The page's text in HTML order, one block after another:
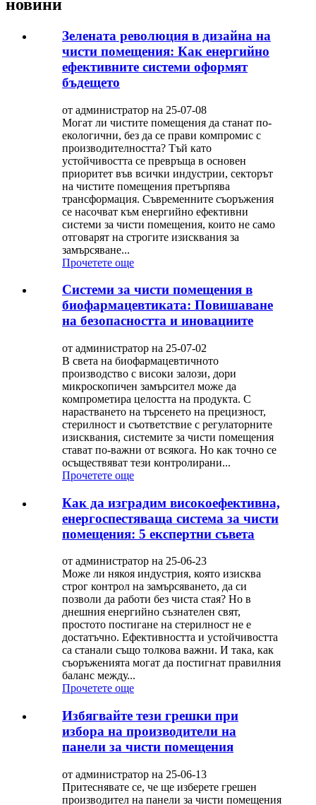
новини
Зелената революция в дизайна на
чисти помещения: Как енергийно
ефективните системи оформят
бъдещето
от администратор на 25-07-08
Могат ли чистите помещения да станат по-
екологични, без да се прави компромис с
производителността? Тъй като
устойчивостта се превръща в основен
приоритет във всички индустрии, секторът
на чистите помещения претърпява
трансформация. Съвременните съоръжения
се насочват към енергийно ефективни
системи за чисти помещения, които не само
отговарят на строгите изисквания за
замърсяване...
Прочетете още
Системи за чисти помещения в
биофармацевтиката: Повишаване
на безопасността и иновациите
от администратор на 25-07-02
В света на биофармацевтичното
производство с високи залози, дори
микроскопичен замърсител може да
компрометира целостта на продукта. С
нарастването на търсенето на прецизност,
стерилност и съответствие с регулаторните
изисквания, системите за чисти помещения
стават по-важни от всякога. Но как точно се
осъществяват тези контролирани...
Прочетете още
Как да изградим високоефективна,
енергоспестяваща система за чисти
помещения: 5 експертни съвета
от администратор на 25-06-23
Може ли някоя индустрия, която изисква
строг контрол на замърсяването, да си
позволи да работи без чиста стая? Но в
днешния енергийно съзнателен свят,
простото постигане на стерилност не е
достатъчно. Ефективността и устойчивостта
са станали също толкова важни. И така, как
съоръженията могат да постигнат правилния
баланс между...
Прочетете още
Избягвайте тези грешки при
избора на производители на
панели за чисти помещения
от администратор на 25-06-13
Притеснявате се, че ще изберете грешен
производител на панели за чисти помещения